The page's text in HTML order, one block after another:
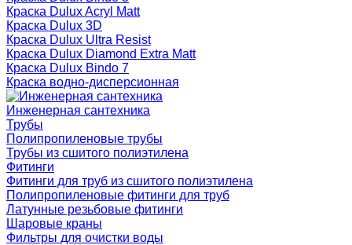
Краска Dulux Acryl Matt
Краска Dulux 3D
Краска Dulux Ultra Resist
Краска Dulux Diamond Extra Matt
Краска Dulux Bindo 7
Краска водно-дисперсионная
Инженерная сантехника
Трубы
Полипропиленовые трубы
Трубы из сшитого полиэтилена
Фитинги
Фитинги для труб из сшитого полиэтилена
Полипропиленовые фитинги для труб
Латунные резьбовые фитинги
Шаровые краны
Фильтры для очистки воды